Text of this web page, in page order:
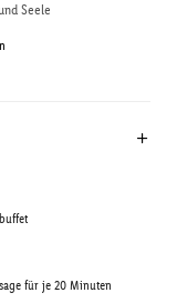
Seele
für je 20 Minuten